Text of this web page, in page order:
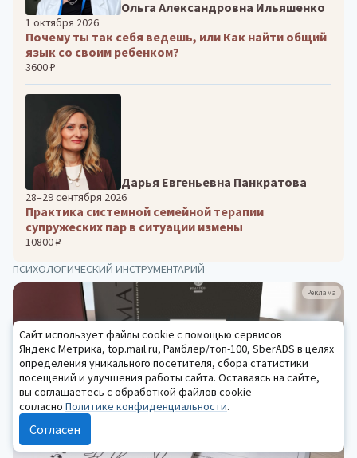
Ольга Александровна Ильяшенко
1 октября 2026
Почему ты так себя ведешь, или Как найти общий
язык со своим ребенком?
3600 ₽
Дарья Евгеньевна Панкратова
28–29 сентября 2026
Практика системной семейной терапии
супружеских пар в ситуации измены
10800 ₽
ПСИХОЛОГИЧЕСКИЙ ИНСТРУМЕНТАРИЙ
Реклама
Сайт использует файлы cookie с помощью сервисов
Яндекс Метрика, top.mail.ru, Рамблер/топ-100, SberADS в целях
определения уникального посетителя, сбора статистики
посещений и улучшения работы сайта. Оставаясь на сайте,
вы соглашаетесь с обработкой файлов cookie
согласно Политике конфиденциальности.
Согласен